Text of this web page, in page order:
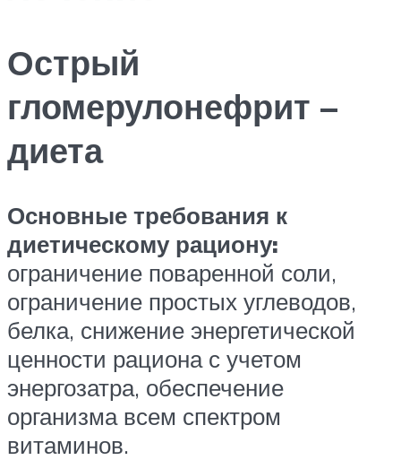
Острый
гломерулонефрит –
диета
Основные требования к
диетическому рациону:
ограничение поваренной соли,
ограничение простых углеводов,
белка, снижение энергетической
ценности рациона с учетом
энергозатра, обеспечение
организма всем спектром
витаминов.